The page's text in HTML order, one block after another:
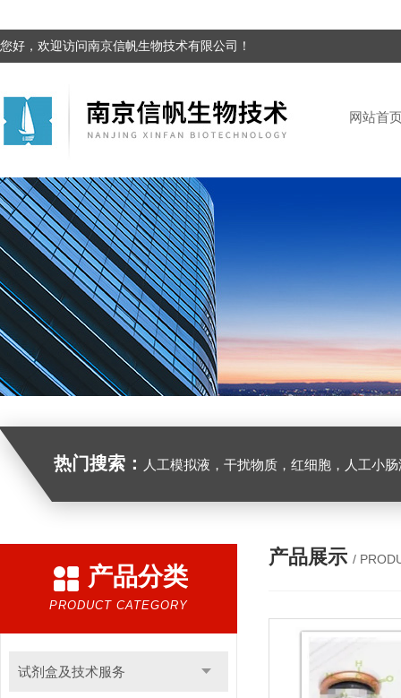
您好，欢迎访问南京信帆生物技术有限公司！
网站首
热门搜索： 人工模拟液，干扰物质，红细胞，人工小
产品分类
PRODUCT CATEGORY
试剂盒及技术服务
产品展示 /